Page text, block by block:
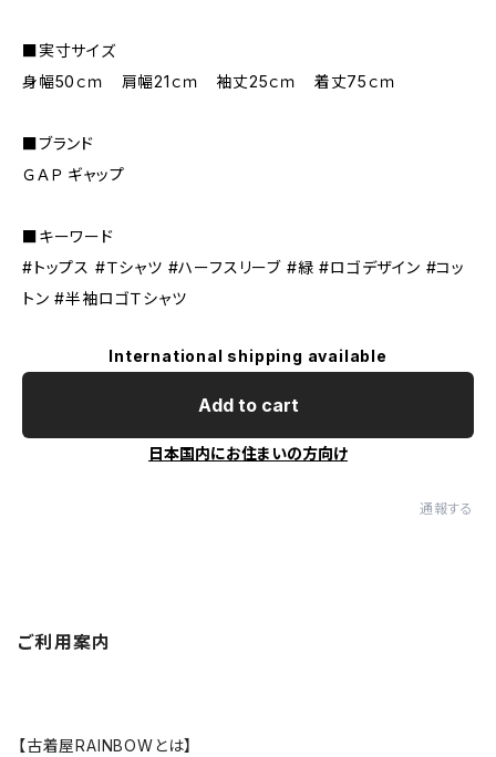
■実寸サイズ
身幅50ｃｍ 肩幅21ｃｍ 袖丈25ｃｍ 着丈75ｃｍ
■ブランド
ＧＡＰ ギャップ
■キーワード
#トップス #Ｔシャツ #ハーフスリーブ #緑 #ロゴデザイン #コッ
トン #半袖ロゴＴシャツ
International shipping available
Add to cart
日本国内にお住まいの方向け
通報する
ご利用案内
【古着屋RAINBOWとは】